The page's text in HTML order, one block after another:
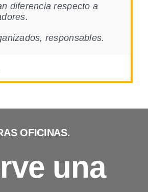
diferencia respecto a
responsables.
OFICINAS.
una